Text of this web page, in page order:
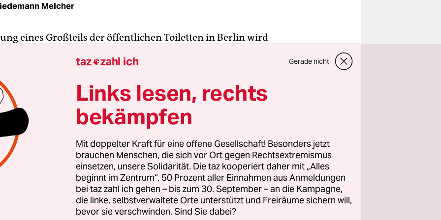
Melcher
eines Großteils der öffentlichen Toiletten in Berlin wird
Das verkündete die Senatsverwaltung für Umwelt,
und Klimaschutz am Montag. Am selben Tag
Vertrag zuständige Wall GmbHbereits angefangen, die
den bargeldlosen Betrieb umzurüsten. Dieser Prozess soll
Wochen für 230 der 280 von Wall betriebenen Toiletten
sein.
50 Toiletten sollen probehalber bis Mitte Februar 2023
Die stadtentwicklungspolitische Sprecherin der
Gennburg zeigt sich von der schnellen Umrüstung
und kritisiert diese scharf. Durch den Wegfall des
taz zahl ich Gerade nicht
Links lesen, rechts
bekämpfen
Mit doppelter Kraft für eine offene Gesellschaft! Besonders jetzt
brauchen Menschen, die sich vor Ort gegen Rechtsextremismus
einsetzen, unsere Solidarität. Die taz kooperiert daher mit „Alles
beginnt im Zentrum“. 50 Prozent aller Einnahmen aus Anmeldungen
bei taz zahl ich gehen – bis zum 30. September – an die Kampagne,
die linke, selbstverwaltete Orte unterstützt und Freiräume sichern will,
bevor sie verschwinden. Sind Sie dabei?